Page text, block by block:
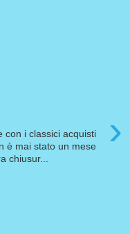
›
con i classici acquisti
è mai stato un mese
chiusur...